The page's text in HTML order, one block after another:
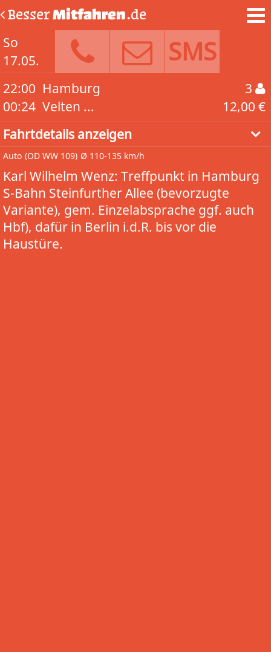
BesserMitfahren.de
So
17.05.
SMS
22:00
00:24
Hamburg
Velten ...
3
12,00 €
Fahrtdetails anzeigen
Auto (OD WW 109) Ø 110-135 km/h
Karl Wilhelm Wenz: Treffpunkt in Hamburg
S-Bahn Steinfurther Allee (bevorzugte
Variante), gem. Einzelabsprache ggf. auch
Hbf), dafür in Berlin i.d.R. bis vor die
Haustüre.